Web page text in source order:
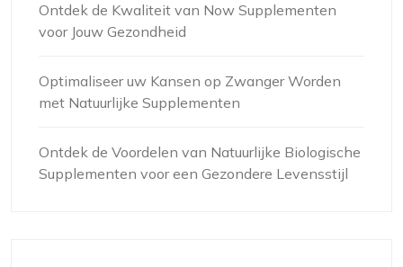
Ontdek de Kwaliteit van Now Supplementen
voor Jouw Gezondheid
Optimaliseer uw Kansen op Zwanger Worden
met Natuurlijke Supplementen
Ontdek de Voordelen van Natuurlijke Biologische
Supplementen voor een Gezondere Levensstijl